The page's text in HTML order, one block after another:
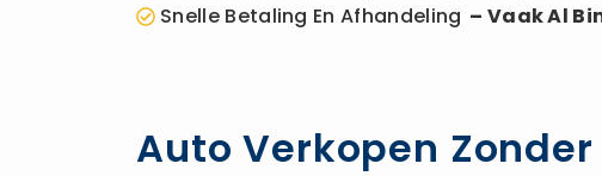
Snelle Betaling En Afhandeling – Vaak Al
Auto Verkopen